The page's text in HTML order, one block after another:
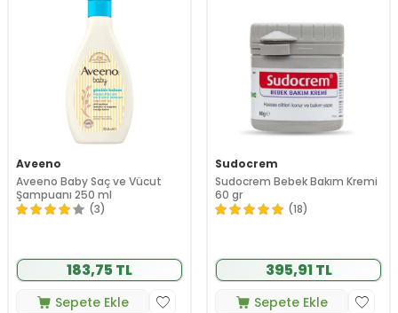
Aveeno
Aveeno Baby Saç ve Vücut
Şampuanı 250 ml
(3)
183,75 TL
Sepete Ekle
Sudocrem
Sudocrem Bebek Bakım Kremi
60 gr
(18)
395,91 TL
Sepete Ekle